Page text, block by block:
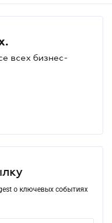
всех бизнес-
о ключевых событиях